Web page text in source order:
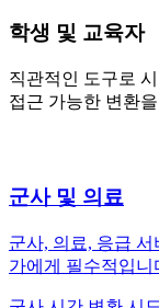
학생 및 교육자
직관적인 도구로
접근 가능한 변환
군사 및 의료
군사, 의료, 응급
가에게 필수적입니